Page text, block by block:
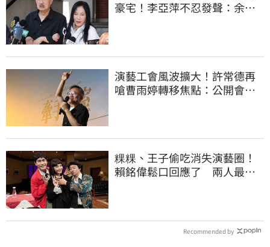
豪宅！李亞萍不忍發聲：余天
演藝工會風波擴大！許常德再
嗆曹雨婷轉移焦點：公開會費
粿粿、王子偷吃消失演藝圈！
賴銘偉鬆口回應了 兩人最新
Recommended by